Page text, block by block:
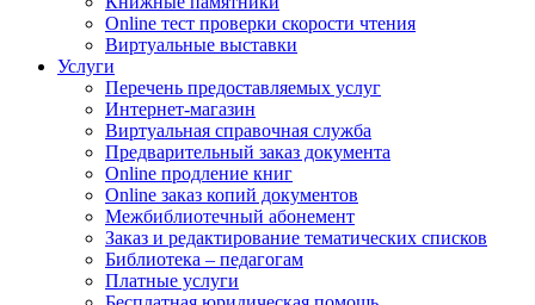
Online тест проверки скорости чтения
Виртуальные выставки
Услуги
Перечень предоставляемых услуг
Интернет-магазин
Виртуальная справочная служба
Предварительный заказ документа
Online продление книг
Online заказ копий документов
Межбиблиотечный абонемент
Заказ и редактирование тематических списков
Библиотека – педагогам
Платные услуги